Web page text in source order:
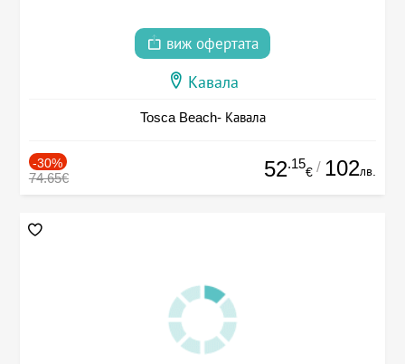
виж офертата
Кавала
Tosca Beach- Кавала
-30%
74.65€ 52.15
€ / 102лв.